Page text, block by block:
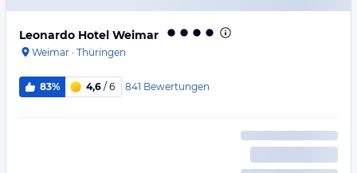
Leonardo Hotel Weimar
Weimar · Thüringen
83% 4,6 / 6 841 Bewertungen